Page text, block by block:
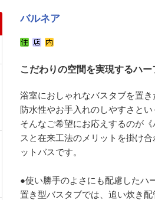
バルネア
こだわりの空間を実現するハ
浴室におしゃれなバスタブを置
防水性やお手入れのしやすさと
そんなご希望にお応えするのが
スと在来工法のメリットを掛け
ットバスです。
●使い勝手のよさにも配慮したハ
置き型バスタブでは、追い炊き